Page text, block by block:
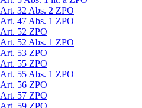
Art. 32 Abs. 2 ZPO
Art. 47 Abs. 1 ZPO
Art. 52 ZPO
Art. 52 Abs. 1 ZPO
Art. 53 ZPO
Art. 55 ZPO
Art. 55 Abs. 1 ZPO
Art. 56 ZPO
Art. 57 ZPO
Art. 59 ZPO